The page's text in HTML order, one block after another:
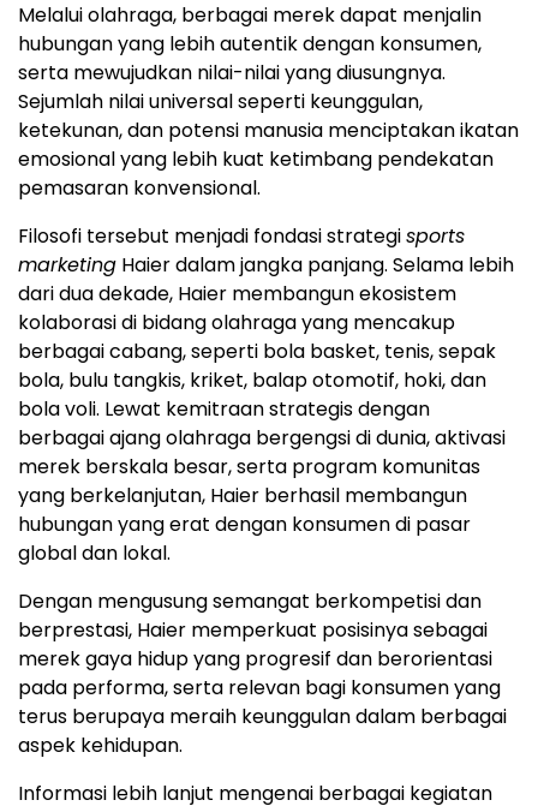
Melalui olahraga, berbagai merek dapat menjalin
hubungan yang lebih autentik dengan konsumen,
serta mewujudkan nilai-nilai yang diusungnya.
Sejumlah nilai universal seperti keunggulan,
ketekunan, dan potensi manusia menciptakan ikatan
emosional yang lebih kuat ketimbang pendekatan
pemasaran konvensional.
Filosofi tersebut menjadi fondasi strategisports
marketing Haier dalam jangka panjang. Selama lebih
dari dua dekade, Haier membangun ekosistem
kolaborasi di bidang olahraga yang mencakup
berbagai cabang, seperti bola basket, tenis, sepak
bola, bulu tangkis, kriket, balap otomotif, hoki, dan
bola voli. Lewat kemitraan strategis dengan
berbagai ajang olahraga bergengsi di dunia, aktivasi
merek berskala besar, serta program komunitas
yang berkelanjutan, Haier berhasil membangun
hubungan yang erat dengan konsumen di pasar
global dan lokal.
Dengan mengusung semangat berkompetisi dan
berprestasi, Haier memperkuat posisinya sebagai
merek gaya hidup yang progresif dan berorientasi
pada performa, serta relevan bagi konsumen yang
terus berupaya meraih keunggulan dalam berbagai
aspek kehidupan.
Informasi lebih lanjut mengenai berbagai kegiatan